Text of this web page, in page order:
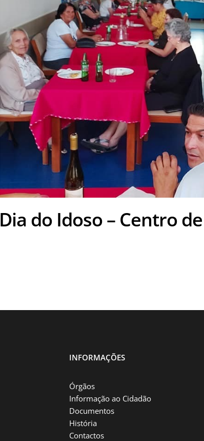
Dia do Idoso – Centro
INFORMAÇÕES
Órgãos
Informação ao Cidadão
Documentos
História
Contactos